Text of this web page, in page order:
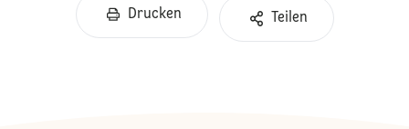
Drucken Teilen